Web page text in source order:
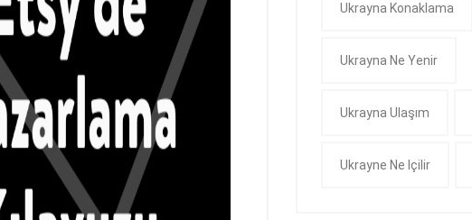
Ukrayna Konaklama
Ukrayna Ne Yenir
Ukrayna Ulaşım
Ukrayne Ne Içilir